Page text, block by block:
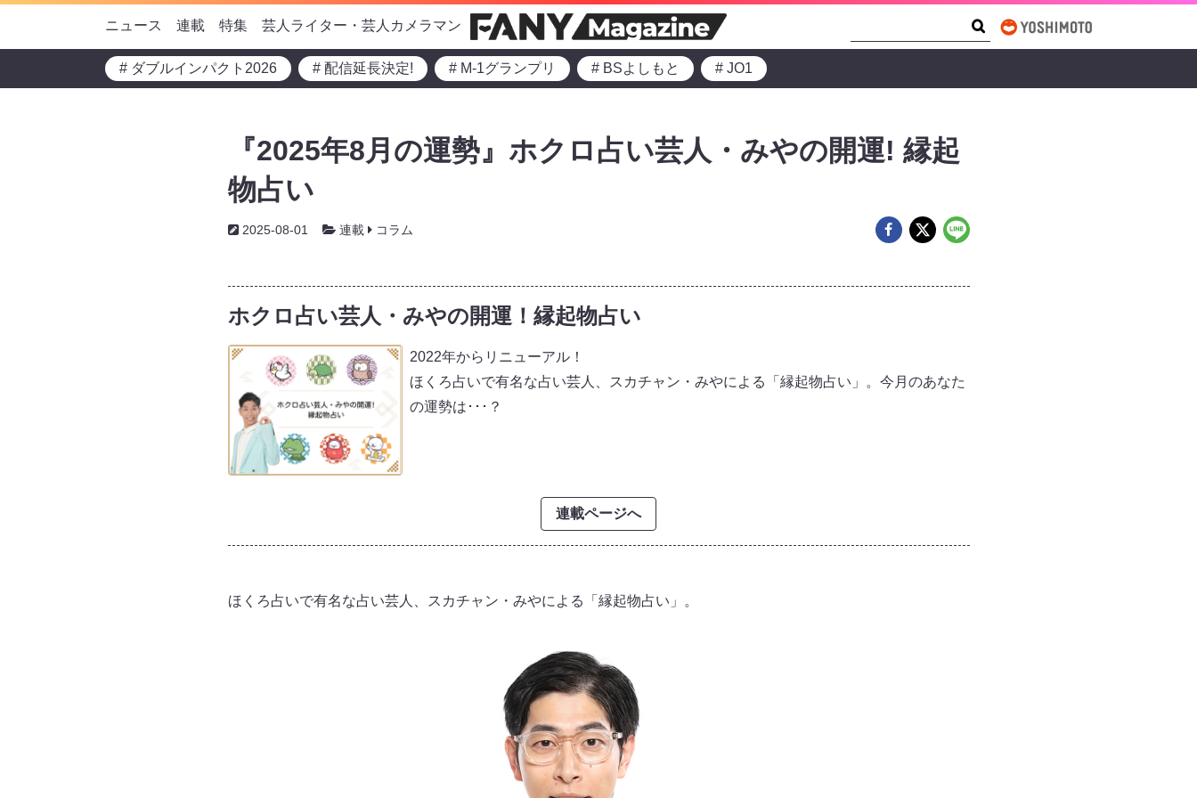
ニュース 連載 特集 芸人ライター・芸人カメラマン
# ダブルインパクト2026 # 配信延長決定! # M-1グランプリ # BSよしもと # JO1
『2025年8月の運勢』ホクロ占い芸人・みやの開運! 縁起
物占い
2025-08-01 連載 コラム
ホクロ占い芸人・みやの開運！縁起物占い
2022年からリニューアル！
ほくろ占いで有名な占い芸人、スカチャン・みやによる「縁起物占い」。今月のあなた
の運勢は･･･？
連載ページへ
ほくろ占いで有名な占い芸人、スカチャン・みやによる「縁起物占い」。